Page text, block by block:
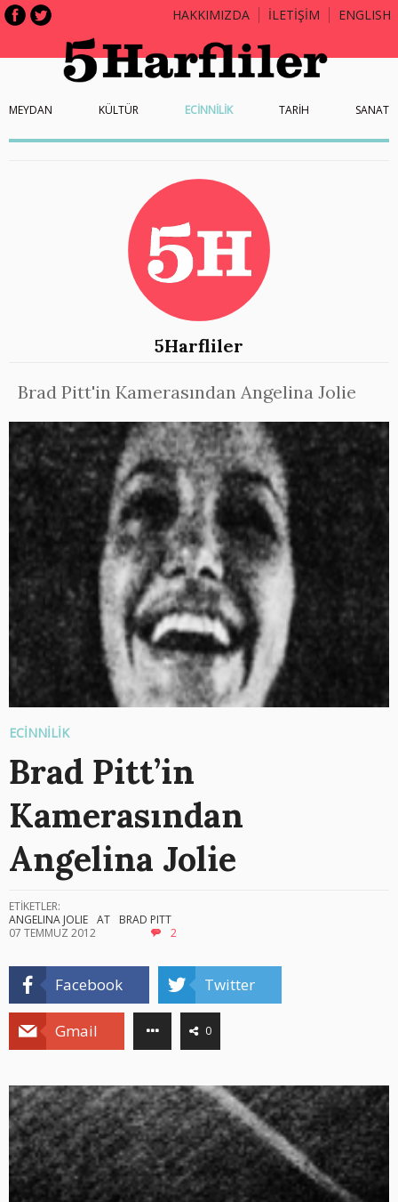
HAKKIMIZDA İLETİŞİM ENGLISH
MEYDAN KÜLTÜR ECİNNİLİK TARİH SANAT
5Harfliler
Brad Pitt'in Kamerasından Angelina Jolie
ECİNNİLİK
Brad Pitt’in
Kamerasından
Angelina Jolie
ETİKETLER:
ANGELINA JOLIE AT
BRAD PITT
07 TEMMUZ 2012
2
Facebook Twitter
Gmail 0